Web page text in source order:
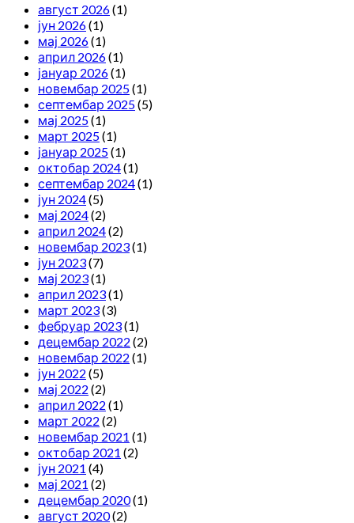
август 2026(1)
јун 2026(1)
мај 2026(1)
април 2026(1)
јануар 2026(1)
новембар 2025(1)
септембар 2025(5)
мај 2025(1)
март 2025(1)
јануар 2025(1)
октобар 2024(1)
септембар 2024(1)
јун 2024(5)
мај 2024(2)
април 2024(2)
новембар 2023(1)
јун 2023(7)
мај 2023(1)
април 2023(1)
март 2023(3)
фебруар 2023(1)
децембар 2022 (2)
новембар 2022 (1)
јун 2022 (5)
мај 2022 (2)
април 2022 (1)
март 2022 (2)
новембар 2021 (1)
октобар 2021 (2)
јун 2021 (4)
мај 2021 (2)
децембар 2020(1)
август 2020(2)